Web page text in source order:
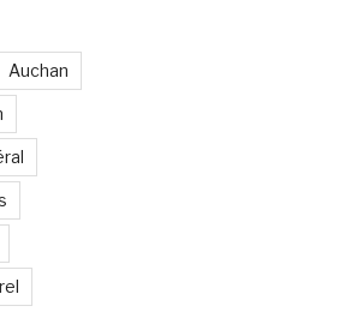
Auchan